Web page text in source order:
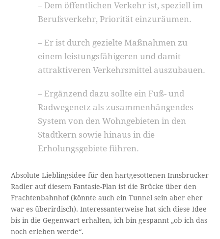
– Dem öffentlichen Verkehr ist, speziell im
Berufsverkehr, Priorität einzuräumen.
– Er ist durch gezielte Maßnahmen zu
einem leistungsfähigeren und damit
attraktiveren Verkehrsmittel auszubauen.
– Ergänzend dazu sollte ein Fuß- und
Radwegenetz als zusammenhängendes
System von den Wohngebieten in den
Stadtkern sowie hinaus in die
Erholungsgebiete führen.
Absolute Lieblingsidee für den hartgesottenen Innsbrucker
Radler auf diesem Fantasie-Plan ist die Brücke über den
Frachtenbahnhof (könnte auch ein Tunnel sein aber eher
war es überirdisch). Interessanterweise hat sich diese Idee
bis in die Gegenwart erhalten, ich bin gespannt „ob ich das
noch erleben werde“.